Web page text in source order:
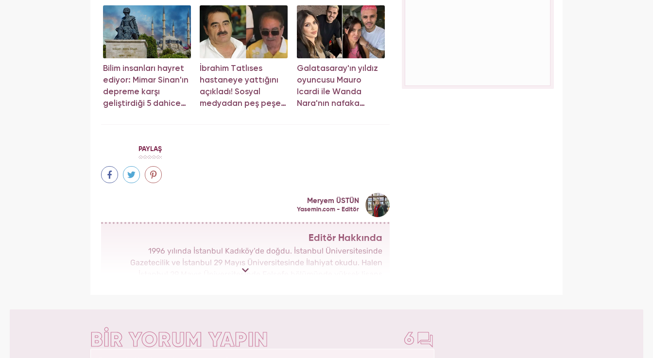
Bilim insanları hayret
ediyor: Mimar Sinan'ın
depreme karşı
geliştirdiği 5 dahice
İbrahim Tatlıses
hastaneye yattığını
açıkladı! Sosyal
medyadan peş peşe
Galatasaray'ın yıldız
oyuncusu Mauro
Icardi ile Wanda
Nara'nın nafaka
PAYLAŞ
Meryem ÜSTÜN
Yasemin.com - Editör
Editör Hakkında
1996 yılında İstanbul Kadıköy’de doğdu. İstanbul Üniversitesinde
Gazetecilik ve İstanbul 29 Mayıs Üniversitesinde İlahiyat okudu. Halen
İstanbul 29 Mayıs Üniversitesinde Felsefe bölümünde yüksek lisans
BİR YORUM YAPIN 6